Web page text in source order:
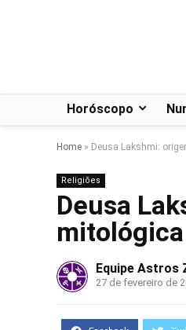
Horóscopo
Home » Deusa Lakshmi:
Religiões
Deusa
Equipe Astros
27 de fevereiro de